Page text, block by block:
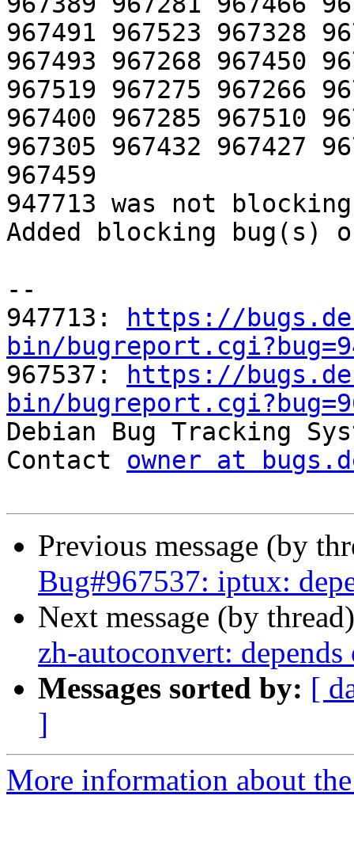
967491 967523 967328
967493 967268 967450
967519 967275 967266
967400 967285 967510
967305 967432 967427
967459
947713 was not
Added blocking bug(s)
--
947713:
https://
bin/
967537:
https://
bin/
Debian Bug Tracking
Contact owner at
Previous message (by
Bug#967537: iptux:
Next message (by
zh-autoconvert:
Messages sorted by: [
]
More information about